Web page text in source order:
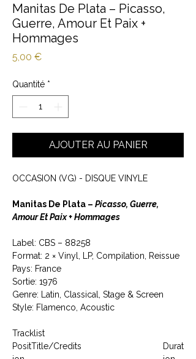
Manitas De Plata ‎– Picasso,
Guerre, Amour Et Paix +
Hommages
5,00 €Prix
Quantité *
AJOUTER AU PANIER
OCCASION (VG) - DISQUE VINYLE
Manitas De Plata ‎– Picasso, Guerre,
Amour Et Paix + Hommages
Label: CBS ‎– 88258
Format: 2 × Vinyl, LP, Compilation, Reissue
Pays: France
Sortie: 1976
Genre: Latin, Classical, Stage & Screen
Style: Flamenco, Acoustic
Tracklist
PositTitle/Credits
Durat